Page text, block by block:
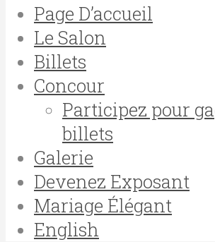
Page D’accueil
Le Salon
Billets
Concour
Participez pour
billets
Galerie
Devenez Exposant
Mariage Élégant
English